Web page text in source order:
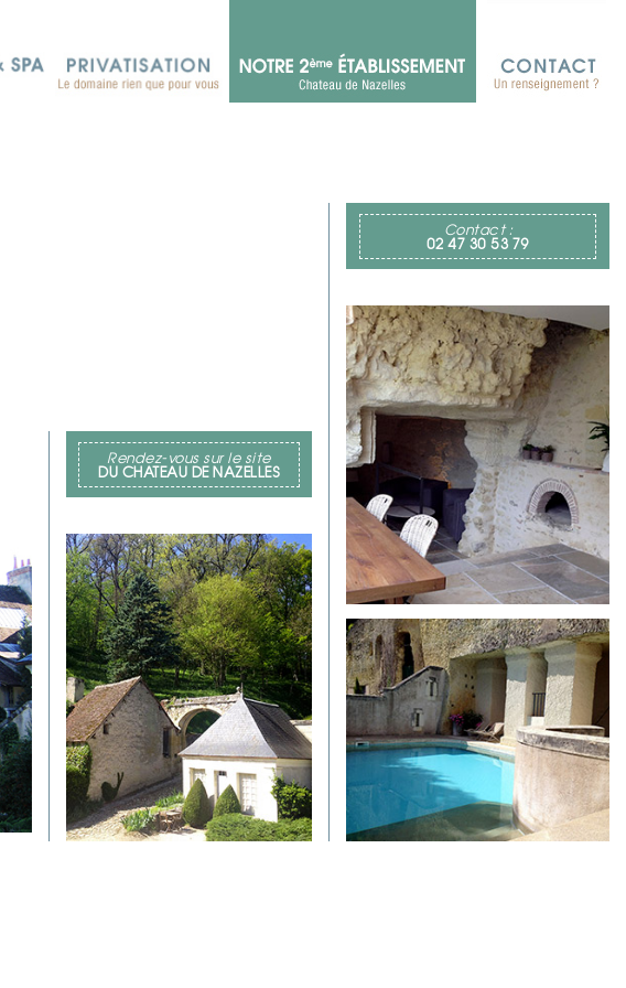
Rendez-vous sur le site
DU CHATEAU DE NAZELLES
Contact :
02 47 30 53 79